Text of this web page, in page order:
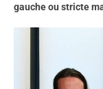
gauche ou stricte